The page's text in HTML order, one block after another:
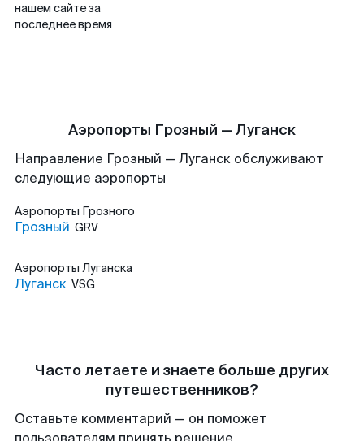
нашем сайте за
последнее время
Аэропорты Грозный — Луганск
Направление Грозный — Луганск обслуживают
следующие аэропорты
Аэропорты Грозного
Грозный GRV
Аэропорты Луганска
Луганск VSG
Часто летаете и знаете больше других
путешественников?
Оставьте комментарий — он поможет